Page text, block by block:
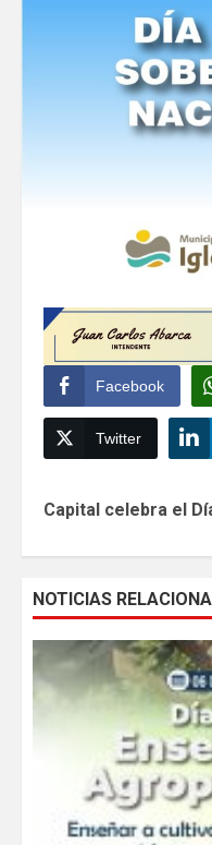
Facebook
Twitter
Reading
Capital celebra el
NOTICIAS